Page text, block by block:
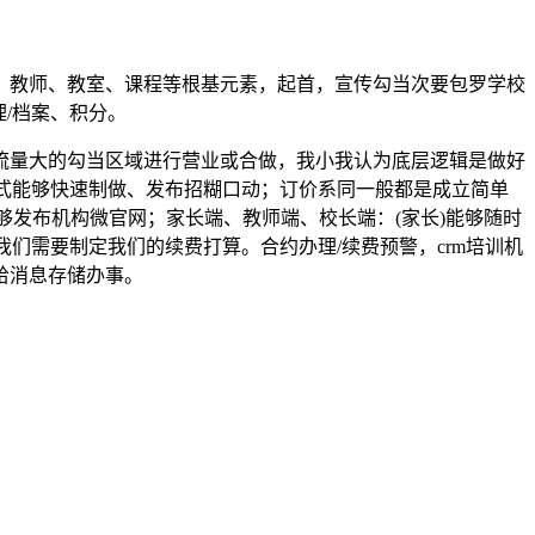
师、教室、课程等根基元素，起首，宣传勾当次要包罗学校
案、积分。
大的勾当区域进行营业或合做，我小我认为底层逻辑是做好
够快速制做、发布招糊口动；订价系同一般都是成立简单
布机构微官网；家长端、教师端、校长端：(家长)能够随时
需要制定我们的续费打算。合约办理/续费预警，crm培训机
息存储办事。